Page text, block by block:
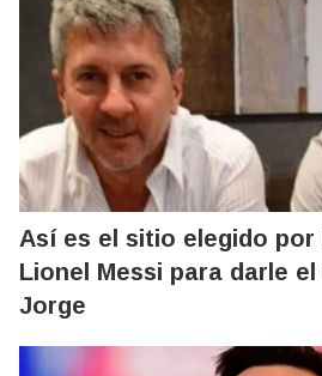
Así es el sitio elegido por
Lionel Messi para darle
Jorge